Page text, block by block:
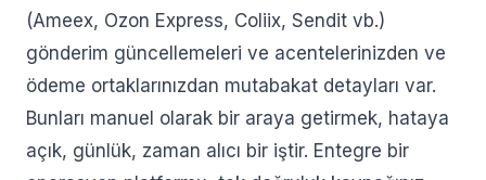
(Ameex, Ozon Express, Coliix, Sendit vb.)
gönderim güncellemeleri ve acentelerinizden ve
ödeme ortaklarınızdan mutabakat detayları var.
Bunları manuel olarak bir araya getirmek, hataya
açık, günlük, zaman alıcı bir iştir. Entegre bir